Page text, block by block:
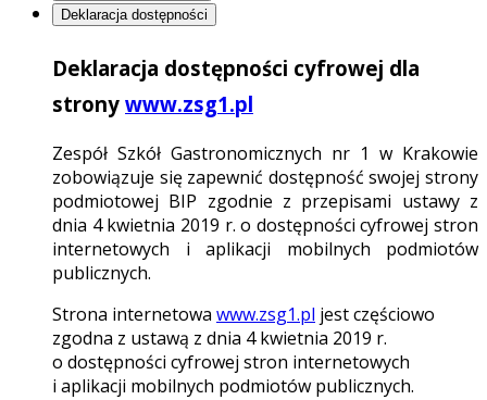
Deklaracja dostępności
Deklaracja dostępności cyfrowej dla
strony www.zsg1.pl
Zespół Szkół Gastronomicznych nr 1 w Krakowie
zobowiązuje się zapewnić dostępność swojej strony
podmiotowej BIP zgodnie z przepisami ustawy z
dnia 4 kwietnia 2019 r. o dostępności cyfrowej stron
internetowych i aplikacji mobilnych podmiotów
publicznych.
Strona internetowa www.zsg1.pl jest częściowo
zgodna z ustawą z dnia 4 kwietnia 2019 r.
o dostępności cyfrowej stron internetowych
i aplikacji mobilnych podmiotów publicznych.